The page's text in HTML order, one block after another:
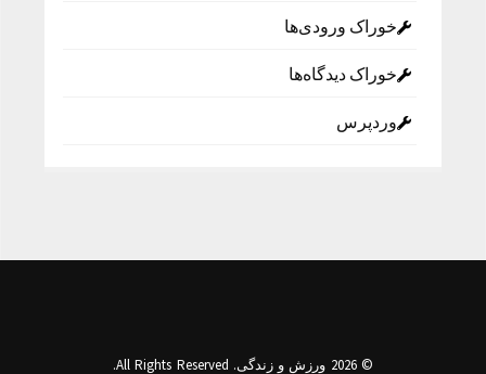
خوراک ورودی‌ها
خوراک دیدگاه‌ها
وردپرس
© 2026 ورزش و زندگی. All Rights Reserved.